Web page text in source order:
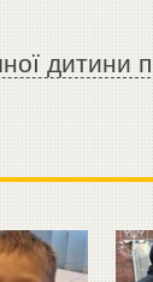
дитини